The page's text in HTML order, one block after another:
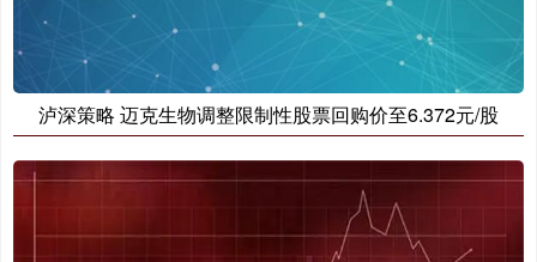
泸深策略 迈克生物调整限制性股票回购价至6.372元/股